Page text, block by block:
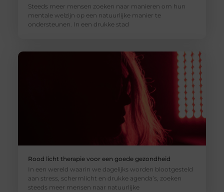
Steeds meer mensen zoeken naar manieren om hun
mentale welzijn op een natuurlijke manier te
ondersteunen. In een drukke stad
Rood licht therapie voor een goede gezondheid
In een wereld waarin we dagelijks worden blootgesteld
aan stress, schermlicht en drukke agenda’s, zoeken
steeds meer mensen naar natuurlijke